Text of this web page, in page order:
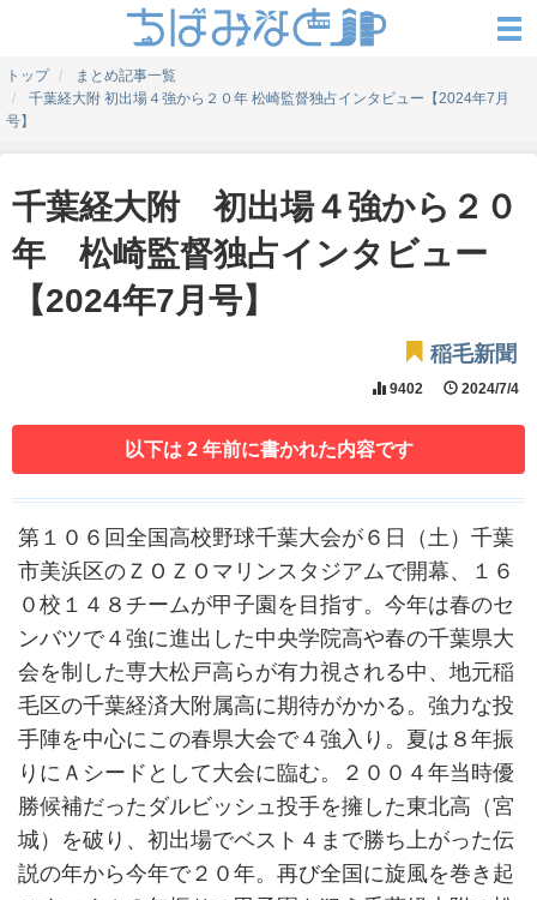
トップ
まとめ記事一覧
千葉経大附 初出場４強から２０年 松崎監督独占インタビュー【2024年7月
号】
千葉経大附 初出場４強から２０
年 松崎監督独占インタビュー
【2024年7月号】
稲毛新聞
9402 2024/7/4
以下は 2 年前に書かれた内容です
第１０６回全国高校野球千葉大会が６日（土）千葉
市美浜区のＺＯＺＯマリンスタジアムで開幕、１６
０校１４８チームが甲子園を目指す。今年は春のセ
ンバツで４強に進出した中央学院高や春の千葉県大
会を制した専大松戸高らが有力視される中、地元稲
毛区の千葉経済大附属高に期待がかかる。強力な投
手陣を中心にこの春県大会で４強入り。夏は８年振
りにＡシードとして大会に臨む。２００４年当時優
勝候補だったダルビッシュ投手を擁した東北高（宮
城）を破り、初出場でベスト４まで勝ち上がった伝
説の年から今年で２０年。再び全国に旋風を巻き起